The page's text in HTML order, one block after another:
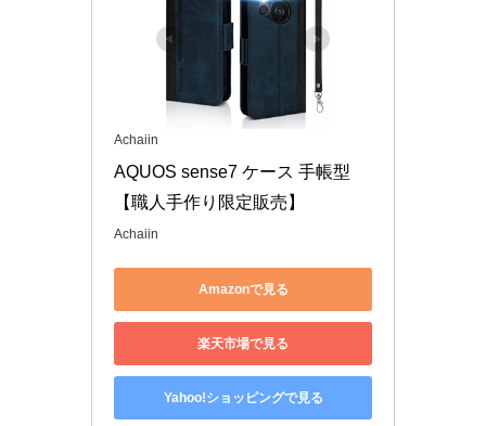
Achaiin
AQUOS sense7 ケース 手帳型
【職人手作り限定販売】
Achaiin
Amazonで見る
楽天市場で見る
Yahoo!ショッピングで見る